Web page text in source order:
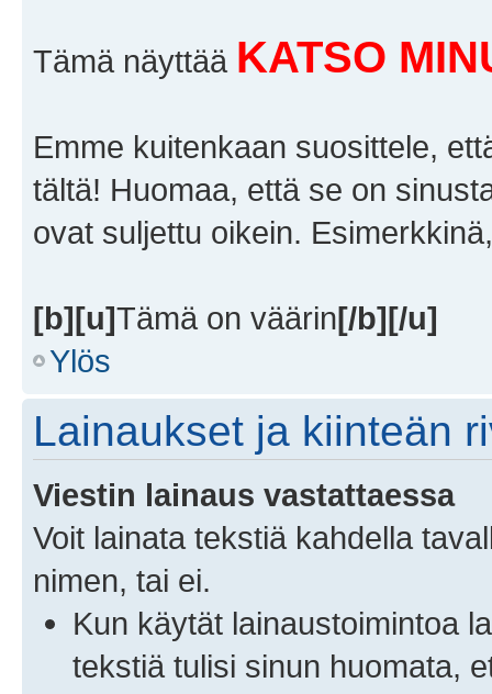
Tämä näyttää KATSO
Emme kuitenkaan suosittele,
tältä! Huomaa, että se on
ovat suljettu oikein.
[b][u]Tämä on väärin[/b][/u]
Ylös
Lainaukset ja kiinteän
Viestin lainaus vastattaessa
Voit lainata tekstiä kahdella
nimen, tai ei.
Kun käytät lainaustoimintoa
tekstiä tulisi sinun huomata,